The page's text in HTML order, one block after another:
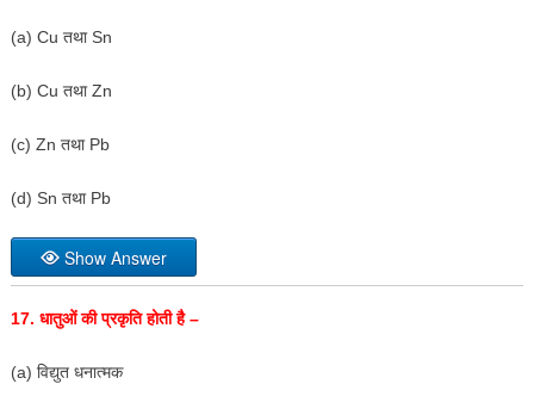
(a) Cu तथा Sn
(b) Cu तथा Zn
(c) Zn तथा Pb
(d) Sn तथा Pb
Show Answer
17. धातुओं की प्रकृति होती है –
(a) विद्युत धनात्मक